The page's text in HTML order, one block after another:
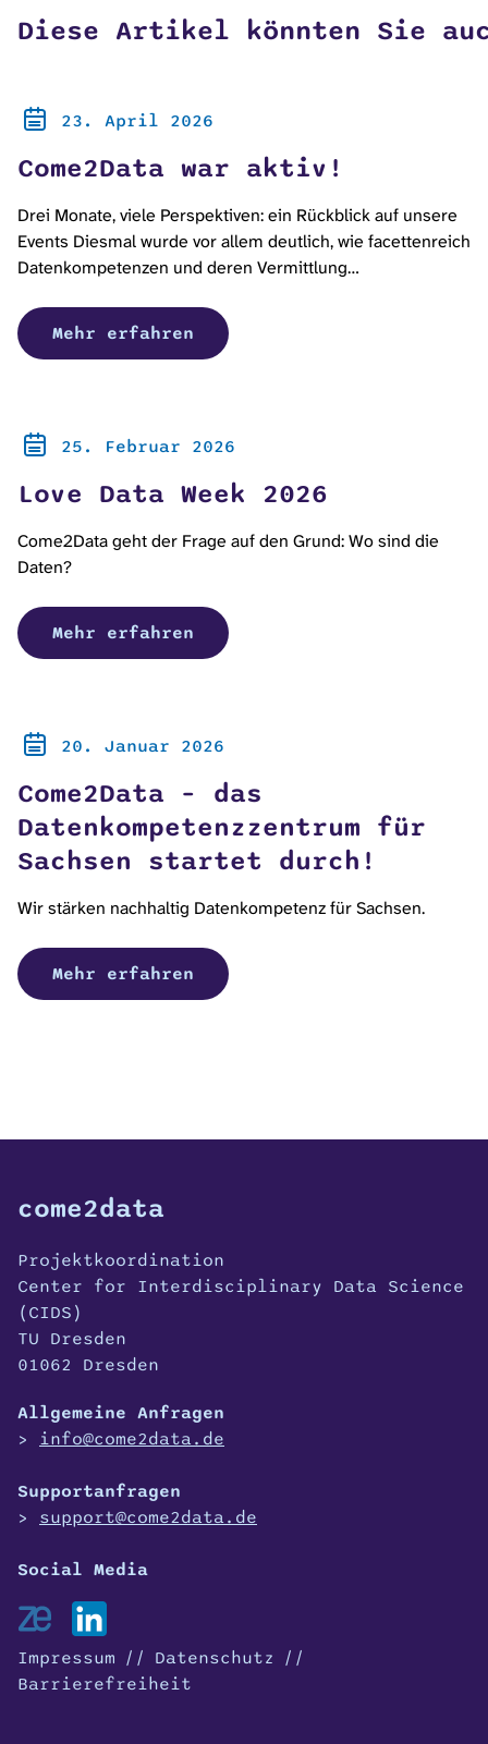
Diese Artikel könnten Sie
Come2Data war aktiv!
23. April 2026
Drei Monate, viele Perspektiven: ein Rückblick auf unsere
Events Diesmal wurde vor allem deutlich, wie facettenreich
Datenkompetenzen und deren Vermittlung…
Mehr erfahren
Love Data Week 2026
25. Februar 2026
Come2Data geht der Frage auf den Grund: Wo sind die
Daten?
Mehr erfahren
Come2Data – das
Datenkompetenzzentrum für
Sachsen startet durch!
20. Januar 2026
Wir stärken nachhaltig Datenkompetenz für Sachsen.
Mehr erfahren
come2data
Projektkoordination
Center for Interdisciplinary Data Science
(CIDS)
TU Dresden
01062 Dresden
Allgemeine Anfragen
info@come2data.de
Supportanfragen
support@come2data.de
Impressum
Datenschutz
Barrierefreiheit